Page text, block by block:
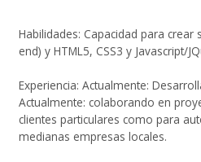
Habilidades: Capacidad para crear
end) y HTML5, CSS3 y Javascript/
Experiencia: Actualmente:
Actualmente: colaborando en
clientes particulares como para
medianas empresas locales.